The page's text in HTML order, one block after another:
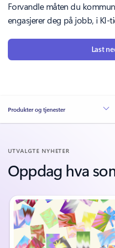
Forvandle måten du
engasjerer deg på jobb, i KI-
Last
Produkter og tjenester
UTVALGTE NYHETER
Oppdag hva